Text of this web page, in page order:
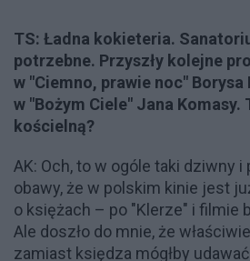
TS: Ładna kokieteria.
potrzebne. Przyszły kolejne
w "Ciemno, prawie noc"
w "Bożym Ciele" Jana Komasy.
kościelną?
AK: Och, to w ogóle taki dziwny i
obawy, że w polskim kinie jest
o księżach – po "Klerze" i filmie
Ale doszło do mnie, że
zamiast księdza mógłby